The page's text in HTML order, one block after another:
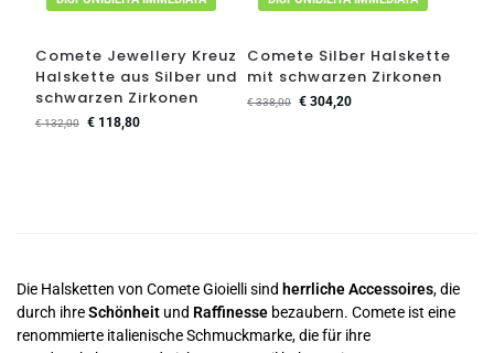
Comete Jewellery Kreuz
Halskette aus Silber und
schwarzen Zirkonen
€132,00 €118,80
Comete Silber Halskette
mit schwarzen Zirkonen
€338,00 € 304,20
Die Halsketten von Comete Gioielli sind herrliche Accessoires, die
durch ihreSchönheit und Raffinesse bezaubern. Comete ist eine
renommierte italienische Schmuckmarke, die für ihre